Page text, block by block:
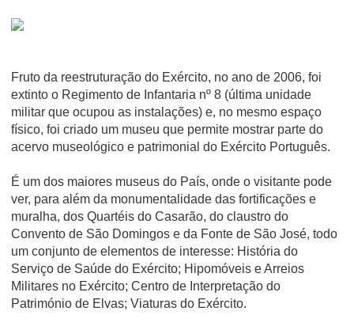
Fruto da reestruturação do Exército, no ano de 2006, foi
extinto o Regimento de Infantaria nº 8 (última unidade
militar que ocupou as instalações) e, no mesmo espaço
físico, foi criado um museu que permite mostrar parte do
acervo museológico e patrimonial do Exército Português.
É um dos maiores museus do País, onde o visitante pode
ver, para além da monumentalidade das fortificações e
muralha, dos Quartéis do Casarão, do claustro do
Convento de São Domingos e da Fonte de São José, todo
um conjunto de elementos de interesse: História do
Serviço de Saúde do Exército; Hipomóveis e Arreios
Militares no Exército; Centro de Interpretação do
Património de Elvas; Viaturas do Exército.